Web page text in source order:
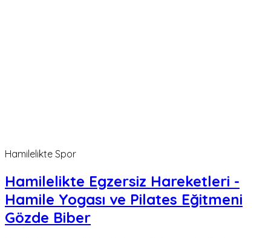
Hamilelikte Spor
Hamilelikte Egzersiz Hareketleri -
Hamile Yogası ve Pilates Eğitmeni
Gözde Biber